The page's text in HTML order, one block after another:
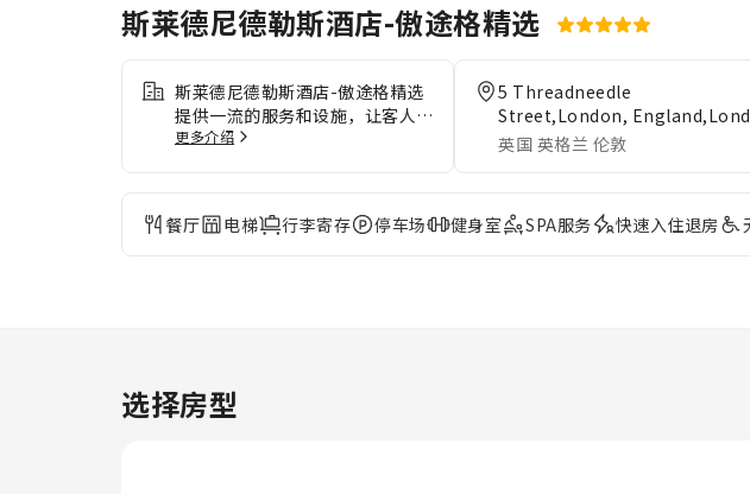
斯莱德尼德勒斯酒店-傲途格精选
斯莱德尼德勒斯酒店-傲途格精选
提供一流的服务和设施，让客人尽
享舒适。 通过住宿提供的交通服
供的礼宾服务，轻松计划您的日常
活动，满足您的旅行需求。斯莱德
尼德勒斯酒店-傲途格精选提供洗
衣服务，心爱的衣服可以不止穿一
适为宗旨，提供一系列设施服务，
让您享受静谧的睡眠，同时确保您
更多介绍
5 Threadneedle
Street,London,
英国 英格兰 伦敦
餐厅 电梯 行李寄存 停车场 健身室 SPA服务 快速入住退房
选择房型